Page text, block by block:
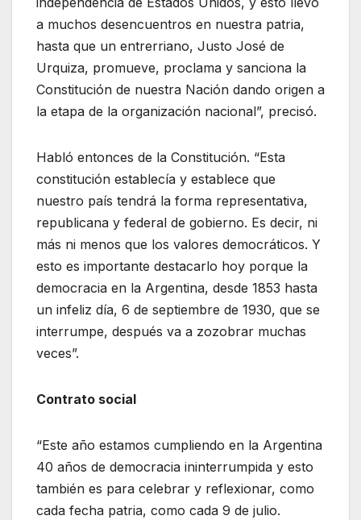
a muchos desencuentros en nuestra patria,
hasta que un entrerriano, Justo José de
Urquiza, promueve, proclama y sanciona la
Constitución de nuestra Nación dando origen a
la etapa de la organización nacional”, precisó.
Habló entonces de la Constitución. “Esta
constitución establecía y establece que
nuestro país tendrá la forma representativa,
republicana y federal de gobierno. Es decir, ni
más ni menos que los valores democráticos. Y
esto es importante destacarlo hoy porque la
democracia en la Argentina, desde 1853 hasta
un infeliz día, 6 de septiembre de 1930, que se
interrumpe, después va a zozobrar muchas
veces”.
Contrato social
“Este año estamos cumpliendo en la Argentina
40 años de democracia ininterrumpida y esto
también es para celebrar y reflexionar, como
cada fecha patria, como cada 9 de julio.